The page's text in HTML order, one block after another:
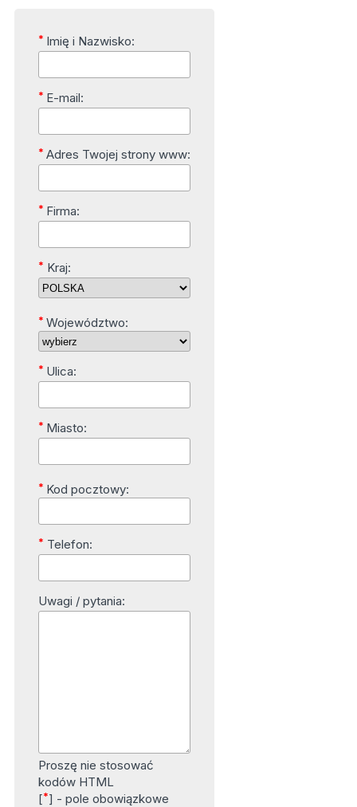
* Imię i Nazwisko:
* E-mail:
* Adres Twojej strony www:
* Firma:
* Kraj:
* Województwo:
* Ulica:
* Miasto:
* Kod pocztowy:
* Telefon:
Uwagi / pytania:
Proszę nie stosować
kodów HTML
[*] - pole obowiązkowe